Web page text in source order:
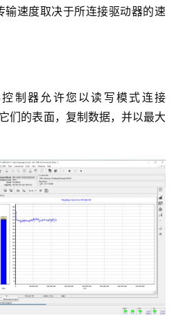
输速度取决于所连接驱动器的速
制器允许您以读写模式连接
们的表面，复制数据，并以最大